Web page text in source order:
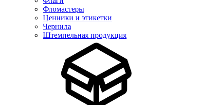
Фломастеры
Ценники и этикетки
Чернила
Штемпельная продукция